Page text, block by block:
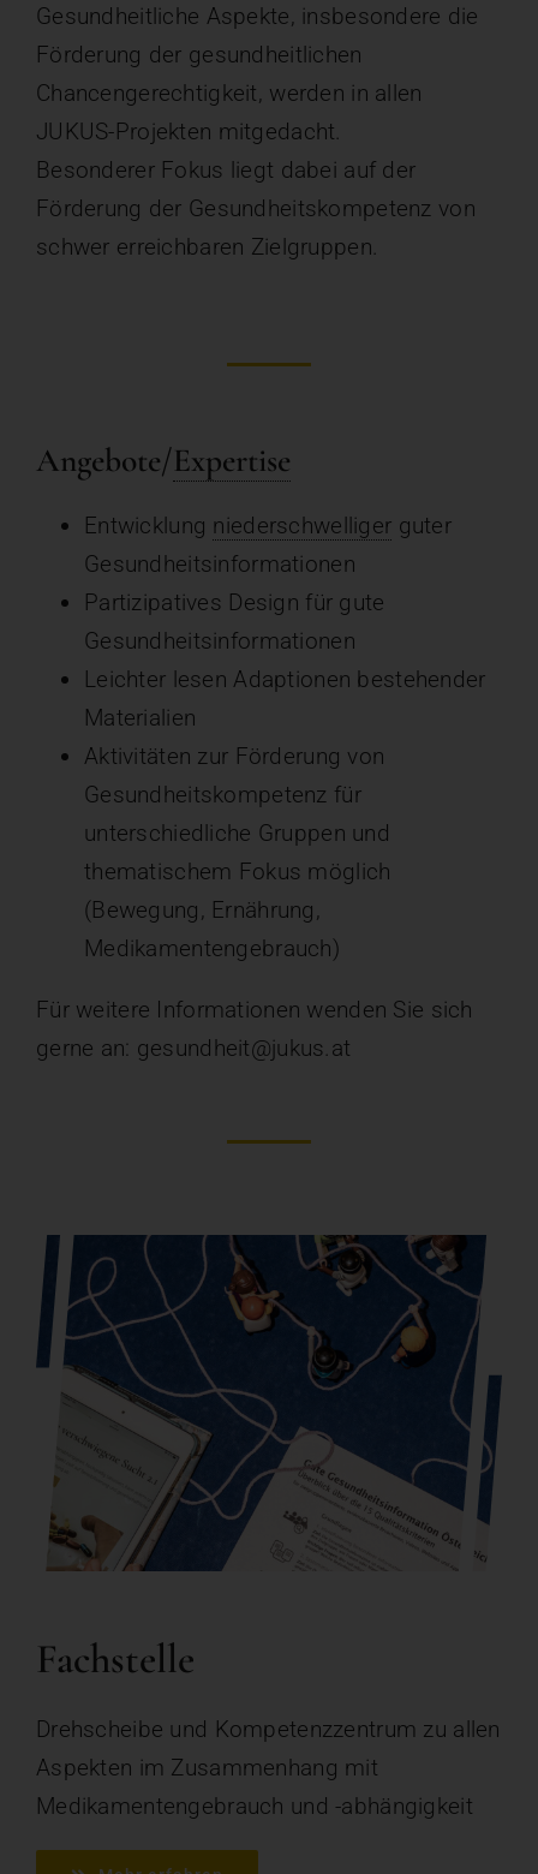
Gesundheitliche Aspekte, insbesondere die
Förderung der gesundheitlichen
Chancengerechtigkeit, werden in allen
JUKUS-Projekten mitgedacht.
Besonderer Fokus liegt dabei auf der
Förderung der Gesundheitskompetenz von
schwer erreichbaren Zielgruppen.
Angebote/Expertise
Entwicklung niederschwelliger guter
Gesundheitsinformationen
Partizipatives Design für gute
Gesundheitsinformationen
Leichter lesen Adaptionen bestehender
Materialien
Aktivitäten zur Förderung von
Gesundheitskompetenz für
unterschiedliche Gruppen und
thematischem Fokus möglich
(Bewegung, Ernährung,
Medikamentengebrauch)
Für weitere Informationen wenden Sie sich
gerne an: gesundheit@jukus.at
Fachstelle
Drehscheibe und Kompetenzzentrum zu allen
Aspekten im Zusammenhang mit
Medikamentengebrauch und -abhängigkeit